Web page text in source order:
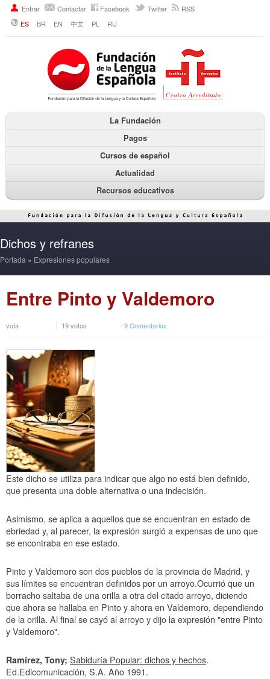
Entrar Contactar Facebook Twitter
RSS
ES
BR EN 中文 PL RU
La Fundación
Pagos
Cursos de español
Actualidad
Recursos educativos
Dichos y refranes
Portada » Expresiones populares
Entre Pinto y Valdemoro
vota 19 votos /9 Comentarios
Este dicho se utiliza para indicar que algo no está bien definido,
que presenta una doble alternativa o una indecisión.
Asimismo, se aplica a aquellos que se encuentran en estado de
ebriedad y, al parecer, la expresión surgió a expensas de uno que
se encontraba en ese estado.
Pinto y Valdemoro son dos pueblos de la provincia de Madrid, y
sus límites se encuentran definidos por un arroyo.Ocurrió que un
borracho saltaba de una orilla a otra del citado arroyo, diciendo
que ahora se hallaba en Pinto y ahora en Valdemoro, dependiendo
de la orilla. Al final se cayó al arroyo y dijo la expresión "entre Pinto
y Valdemoro".
Ramírez, Tony; Sabiduría Popular: dichos y hechos.
Ed.Edicomunicación, S.A. Año 1991.